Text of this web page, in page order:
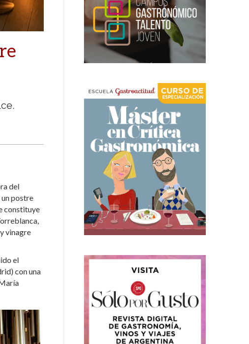
del
un postre
constituye
vinagre
el
con una